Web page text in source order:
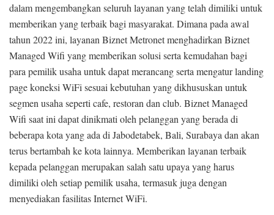
dalam mengembangkan seluruh layanan yang telah dimiliki untuk
memberikan yang terbaik bagi masyarakat. Dimana pada awal
tahun 2022 ini, layanan Biznet Metronet menghadirkan Biznet
Managed Wifi yang memberikan solusi serta kemudahan bagi
para pemilik usaha untuk dapat merancang serta mengatur landing
page koneksi WiFi sesuai kebutuhan yang dikhususkan untuk
segmen usaha seperti cafe, restoran dan club. Biznet Managed
Wifi saat ini dapat dinikmati oleh pelanggan yang berada di
beberapa kota yang ada di Jabodetabek, Bali, Surabaya dan akan
terus bertambah ke kota lainnya. Memberikan layanan terbaik
kepada pelanggan merupakan salah satu upaya yang harus
dimiliki oleh setiap pemilik usaha, termasuk juga dengan
menyediakan fasilitas Internet WiFi.